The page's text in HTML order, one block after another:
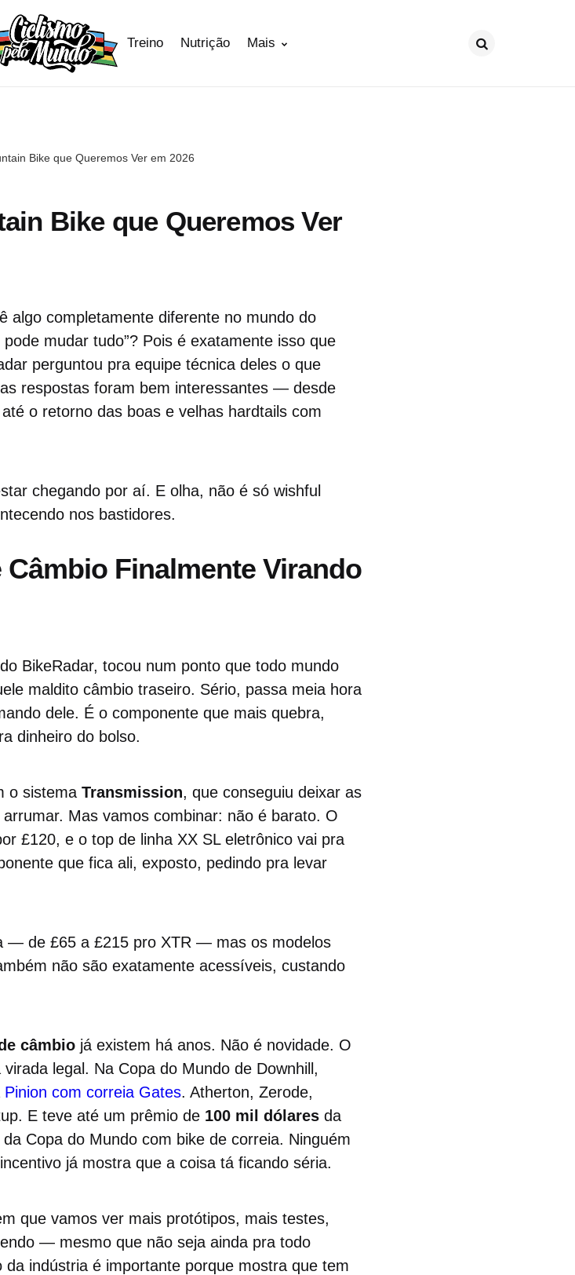
Treino Nutrição Mais
Bike que Queremos Ver em 2026
Bike que Queremos Ver
algo completamente diferente no mundo do
mudar tudo”? Pois é exatamente isso que
perguntou pra equipe técnica deles o que
respostas foram bem interessantes — desde
o retorno das boas e velhas hardtails com
chegando por aí. E olha, não é só wishful
nos bastidores.
Finalmente Virando
BikeRadar, tocou num ponto que todo mundo
maldito câmbio traseiro. Sério, passa meia hora
dele. É o componente que mais quebra,
dinheiro do bolso.
o sistema Transmission, que conseguiu deixar as
Mas vamos combinar: não é barato. O
£120, e o top de linha XX SL eletrônico vai pra
que fica ali, exposto, pedindo pra levar
— de £65 a £215 pro XTR — mas os modelos
não são exatamente acessíveis, custando
câmbio já existem há anos. Não é novidade. O
legal. Na Copa do Mundo de Downhill,
Pinion com correia Gates. Atherton, Zerode,
E teve até um prêmio de 100 mil dólares da
Copa do Mundo com bike de correia. Ninguém
já mostra que a coisa tá ficando séria.
que vamos ver mais protótipos, mais testes,
— mesmo que não seja ainda pra todo
indústria é importante porque mostra que tem